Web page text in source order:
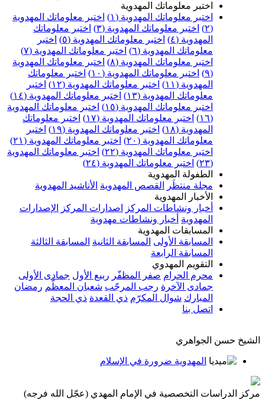
اختبر معلوماتك المهدوية
اختبر معلوماتك المهدوية (١)
اختبر معلوماتك المهدوية
(٢)
اختبر معلوماتك المهدوية (٣)
اختبر معلوماتك
المهدوية (٤)
اختبر معلوماتك المهدوية (٥)
اختبر
معلوماتك المهدوية (٦)
اختبر معلوماتك المهدوية (٧)
اختبر معلوماتك المهدوية (٨)
اختبر معلوماتك المهدوية
(٩)
اختبر معلوماتك المهدوية (١٠)
اختبر معلوماتك
المهدوية (١١)
اختبر معلوماتك المهدوية (١٢)
اختبر
معلوماتك المهدوية (١٣)
اختبر معلوماتك المهدوية (١٤)
اختبر معلوماتك المهدوية (١٥)
اختبر معلوماتك المهدوية
(١٦)
اختبر معلوماتك المهدوية (١٧)
اختبر معلوماتك
المهدوية (١٨)
اختبر معلوماتك المهدوية (١٩)
اختبر
معلوماتك المهدوية (٢٠)
اختبر معلوماتك المهدوية (٢١)
اختبر معلوماتك المهدوية (٢٢)
اختبر معلوماتك المهدوية
(٢٣)
اختبر معلوماتك المهدوية (٢٤)
الطفولة المهدوية
مجلة منتظَر
القصص المهدوية الأناشيد المهدوية
الأخبار المهدوية
أخبار ونشاطات المركز
اصدارات المركز
الإصدارات
المهدوية أخبار ونشاطات مهدوية
المسابقات المهدوية
المسابقة الأولى المسابقة الثانية المسابقة الثالثة
المسابقة الرابعة
التقويم المهدوي
محرم الحرام صفر المظفّر ربيع الأول جمادى الأولى
جمادى الآخرة رجب المرجّب شعبان المعظّم رمضان
المبارك شوال المكرّم ذي القعدة ذي الحجة
اتصل بنا
الشيخ حسن الجواهري
المهدوية ضرورة في الإسلام
مركز الدراسات التخصصية في الإمام المهدي (عجّل الله فرجه)